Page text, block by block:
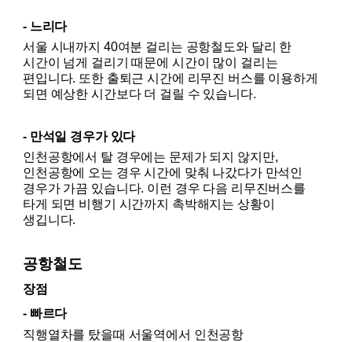
- 느리다
서울 시내까지 40여분 걸리는 공항철도와 달리 한
시간이 넘게 걸리기 때문에 시간이 많이 걸리는
편입니다. 또한 출퇴근 시간에 리무진 버스를 이용하게
되면 예상한 시간보다 더 걸릴 수 있습니다.
- 만석일 경우가 있다
인천공항에서 탈 경우에는 문제가 되지 않지만,
인천공항에 오는 경우 시간에 맞춰 나갔다가 만석인
경우가 가끔 있습니다. 이런 경우 다음 리무진버스를
타게 되면 비행기 시간까지 촉박해지는 상황이
생깁니다.
공항철도
장점
- 빠르다
직행열차를 탔을때 서울역에서 인천공항